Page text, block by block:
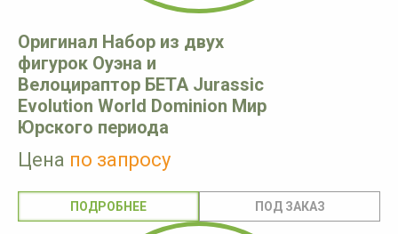
Оригинал Набор из двух
фигурок Оуэна и
Велоцираптор БЕТА Jurassic
Evolution World Dominion Мир
Юрского периода
Цена по запросу
ПОДРОБНЕЕ